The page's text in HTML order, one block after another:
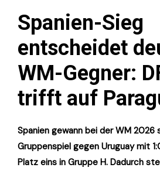
Spanien-Sieg
entscheidet
WM-Gegner:
trifft auf
Spanien gewann bei der WM
Gruppenspiel gegen Uruguay mit
Platz eins in Gruppe H. Dadurch